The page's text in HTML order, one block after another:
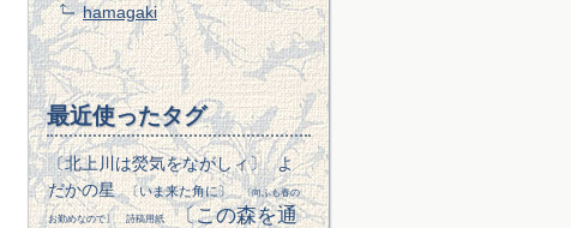
hamagaki
最近使ったタグ
〔北上川は熒気をながしィ〕 よ
だかの星
〔いま来た角に〕 〔向ふも春の
お勤めなので〕 詩稿用紙
〔この森を通